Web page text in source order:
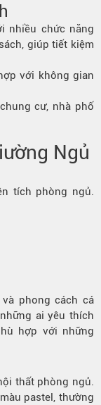
nhiều chức năng
giúp tiết kiệm
với không gian
cư, nhà phố
Ngủ
tích phòng ngủ.
phong cách cá
ai yêu thích
hợp với những
thất phòng ngủ.
pastel, thường